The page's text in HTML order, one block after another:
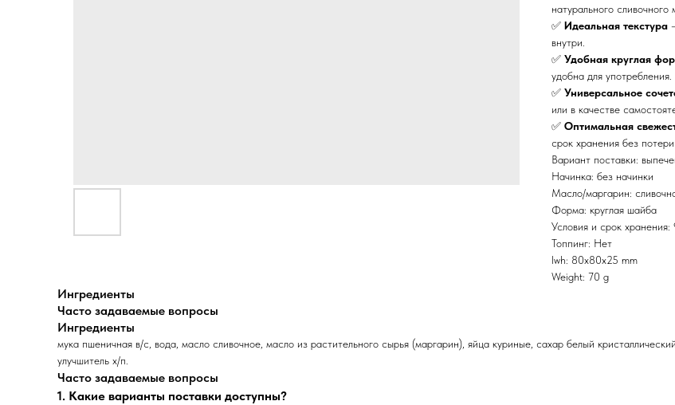
натурального
✅ Идеальная текстура
внутри.
✅ Удобная круглая
удобна для употребления.
✅ Универсальное
или в качестве
✅ Оптимальная
срок хранения без потери
Вариант поставки:
Начинка: без начинки
Масло/маргарин:
Форма: круглая шайба
Условия и срок
Топпинг: Нет
lwh: 80x80x25 mm
Weight: 70 g
Ингредиенты
Часто задаваемые вопросы
Ингредиенты
мука пшеничная в/с, вода, масло сливочное, масло из растительного сырья (маргарин), яйца куриные, сахар белый
улучшитель х/п.
Часто задаваемые вопросы
1. Какие варианты поставки доступны?